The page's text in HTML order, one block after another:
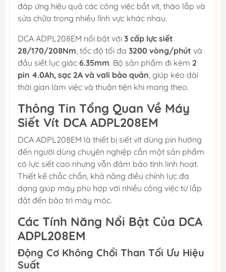
đáp ứng hiệu quả các công việc bắt vít, tháo lắp và
sửa chữa trong nhiều lĩnh vực khác nhau.
DCA ADPL208EM nổi bật với 3 cấp lực siết
28/170/208Nm, tốc độ tối đa 3200 vòng/phút và
đầu siết lục giác 6.35mm. Bộ sản phẩm đi kèm 2
pin 4.0Ah, sạc 2A và vali bảo quản, giúp kéo dài
thời gian làm việc và thuận tiện khi mang theo.
Thông Tin Tổng Quan Về Máy
Siết Vít DCA ADPL208EM
DCA ADPL208EM là thiết bị siết vít dùng pin hướng
đến người dùng chuyên nghiệp cần một sản phẩm
có lực siết cao nhưng vẫn đảm bảo tính linh hoạt.
Thiết kế chắc chắn, khả năng điều chỉnh lực đa
dạng giúp máy phù hợp với nhiều công việc từ lắp
đặt đến bảo trì máy móc.
Các Tính Năng Nổi Bật Của DCA
ADPL208EM
Động Cơ Không Chổi Than Tối Ưu Hiệu
Suất